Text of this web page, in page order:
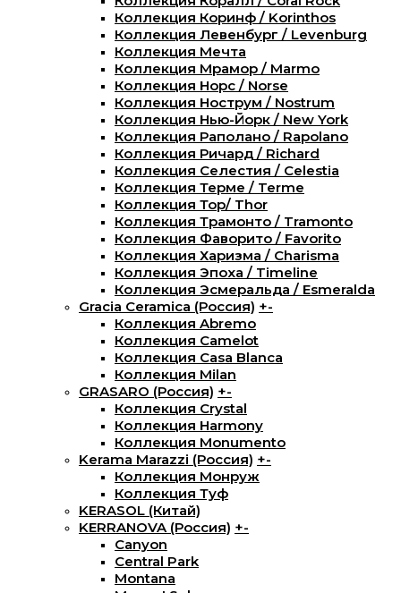
Коллекция Коринф / Korinthos
Коллекция Левенбург / Levenburg
Коллекция Мечта
Коллекция Мрамор / Marmo
Коллекция Норс / Norse
Коллекция Нострум / Nostrum
Коллекция Нью-Йорк / New York
Коллекция Раполано / Rapolano
Коллекция Ричард / Richard
Коллекция Селестия / Celestia
Коллекция Терме / Terme
Коллекция Тор/ Thor
Коллекция Трамонто / Tramonto
Коллекция Фаворито / Favorito
Коллекция Харизма / Charisma
Коллекция Эпоха / Timeline
Коллекция Эсмеральда / Esmeralda
Gracia Ceramica (Россия) +-
Коллекция Abremo
Коллекция Camelot
Коллекция Casa Blanca
Коллекция Milan
GRASARO (Россия) +-
Коллекция Crystal
Коллекция Harmony
Коллекция Monumento
Kerama Marazzi (Россия) +-
Коллекция Монруж
Коллекция Туф
KERASOL (Китай)
KERRANOVA (Россия) +-
Canyon
Central Park
Montana